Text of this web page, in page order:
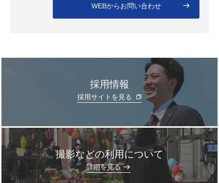
WEBからお問い合わせ
採用情報
採用サイトを見る
撮影などの利用について
詳細を見る